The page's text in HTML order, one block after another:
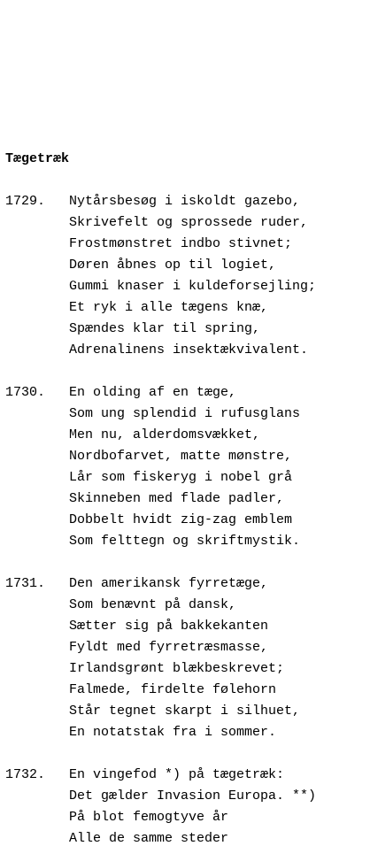
Tægetræk
1729.	Nytårsbesøg i iskoldt gazebo,
        Skrivefelt og sprossede ruder,
        Frostmønstret indbo stivnet;
        Døren åbnes op til logiet,
        Gummi knaser i kuldeforsejling;
        Et ryk i alle tægens knæ,
        Spændes klar til spring,
        Adrenalinens insektækvivalent.
1730.	En olding af en tæge,
        Som ung splendid i rufusglans
        Men nu, alderdomsvækket,
        Nordbofarvet, matte mønstre,
        Lår som fiskeryg i nobel grå
        Skinneben med flade padler,
        Dobbelt hvidt zig-zag emblem
        Som felttegn og skriftmystik.
1731.	Den amerikansk fyrretæge,
        Som benævnt på dansk,
        Sætter sig på bakkekanten
        Fyldt med fyrretræsmasse,
        Irlandsgrønt blækbeskrevet;
        Falmede, firdelte følehorn
        Står tegnet skarpt i silhuet,
        En notatstak fra i sommer.
1732.	En vingefod *) på tægetræk:
        Det gælder Invasion Europa. **)
        På blot femogtyve år
        Alle de samme steder